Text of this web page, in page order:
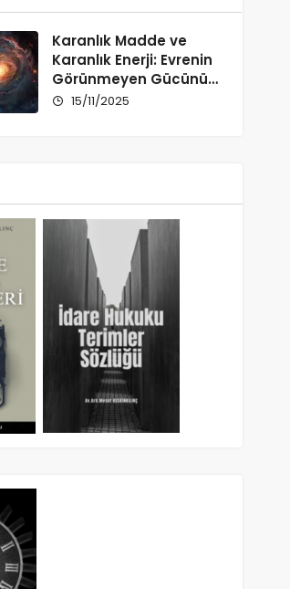
Karanlık Madde ve
Karanlık Enerji: Evrenin
Görünmeyen Gücünü
Anlamak
15/11/2025